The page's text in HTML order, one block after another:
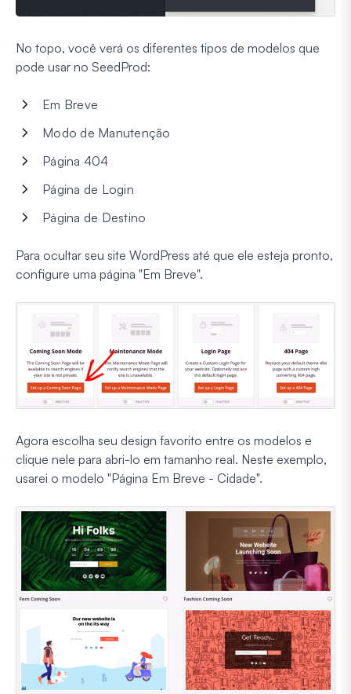
No topo, você verá os diferentes tipos de modelos que
pode usar no SeedProd:
Em Breve
Modo de Manutenção
Página 404
Página de Login
Página de Destino
Para ocultar seu site WordPress até que ele esteja pronto,
configure uma página "Em Breve".
Agora escolha seu design favorito entre os modelos e
clique nele para abri-lo em tamanho real. Neste exemplo,
usarei o modelo "Página Em Breve - Cidade".